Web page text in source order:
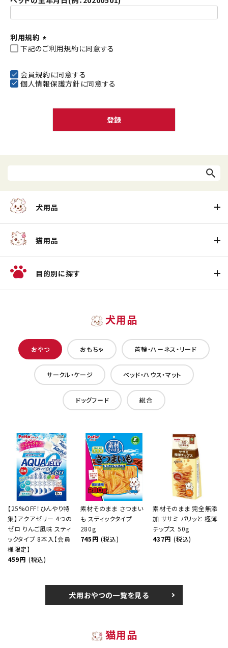
利用規約
(
須
)
下記のご利用規約に同意する
会員規約に同意する
個人情報保護方針 に同意する
登録
犬用品
猫用品
目的別に探す
犬用品
おやつ おもちゃ 首輪・ハーネス・リード
サークル・ケージ ベッド・ハウス・マット
ドッグフード 総合
【25%OFF！ひんやり特
集】アクアゼリー 4つの
ゼロ りんご風味 スティ
ックタイプ 8本入【会員
様限定】
459円 (税込)
素材そのまま さつまい
も スティックタイプ
280g
745円 (税込)
素材そのまま 完全無添
加 ササミ パリッと 極薄
チップス 50g
437円 (税込)
犬用おやつの一覧を見る
猫用品